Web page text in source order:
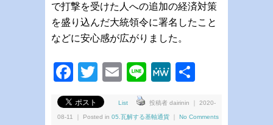
で打撃を受けた人への追加の経済対策
を盛り込んだ大統領令に署名したこと
などに安心感が広がりました。
Facebook
Twitter
EmailLineMeWe
List 投稿者 dairinin ｜ 2020-
08-11 ｜ Posted in 05.瓦解する基軸通貨 No Comments